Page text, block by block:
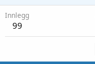
Innlegg
99